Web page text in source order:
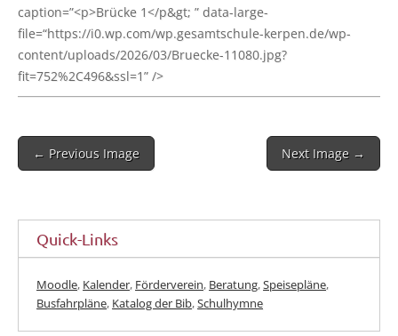
caption=”<p>Brücke 1</p&gt; ” data-large-
file=“https://i0.wp.com/wp.gesamtschule-kerpen.de/wp-
content/uploads/2026/03/Bruecke-11080.jpg?
fit=752%2C496&ssl=1” />
Post
navigation
← Previous Image Next Image →
Quick-Links
Moodle, Kalender, Förderverein, Beratung,Speisepläne,
Busfahrpläne, Katalog der Bib,Schulhymne